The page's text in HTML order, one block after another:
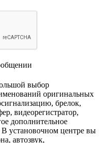
выбор
оригинальных
брелок,
видеорегистратор,
дополнительное
установочном центре вы
автозвук,